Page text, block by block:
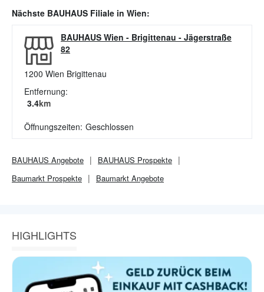
Nächste BAUHAUS Filiale in Wien:
BAUHAUS Wien - Brigittenau - Jägerstraße
82
1200 Wien Brigittenau
Entfernung:
3.4km
Öffnungszeiten: Geschlossen
BAUHAUS Angebote BAUHAUS Prospekte
Baumarkt Prospekte Baumarkt Angebote
HIGHLIGHTS